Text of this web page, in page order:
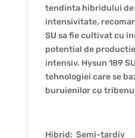
tendinta hibridului de
intensivitate,
SU sa fie cultivat cu
potential de
intensiv. Hysun 189
tehnologiei care se
buruienilor cu
Hibrid: Semi-tardiv